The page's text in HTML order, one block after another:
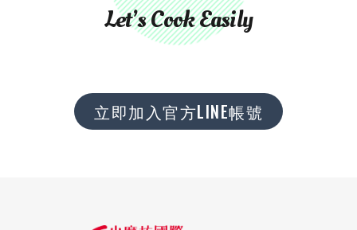
Let’s Cook Easily
立即加入官方LINE帳號